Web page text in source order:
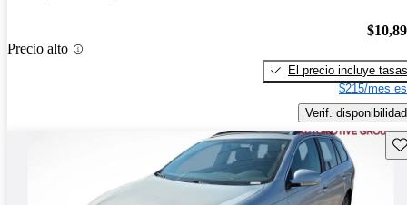
Precio alto
El precio incluye tasas
$215/mes
Verif. disponibilidad